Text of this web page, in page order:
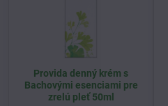
Provida denný krém s
Bachovými esenciami pre
zrelú pleť 50ml